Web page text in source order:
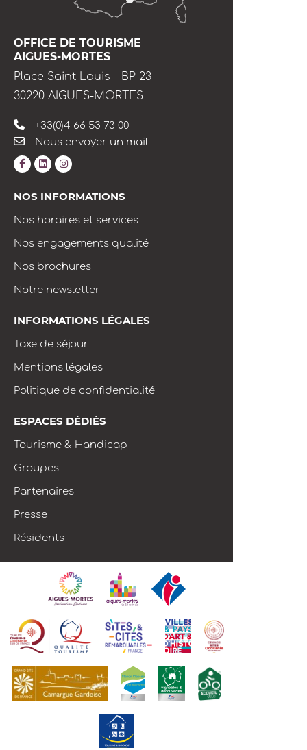
OFFICE DE TOURISME
AIGUES-MORTES
Place Saint Louis - BP 23
30220 AIGUES-MORTES
+33(0)4 66 53 73 00
Nous envoyer un mail
NOS INFORMATIONS
Nos horaires et services
Nos engagements qualité
Nos brochures
Notre newsletter
INFORMATIONS LÉGALES
Taxe de séjour
Mentions légales
Politique de confidentialité
ESPACES DÉDIÉS
Tourisme & Handicap
Groupes
Partenaires
Presse
Résidents